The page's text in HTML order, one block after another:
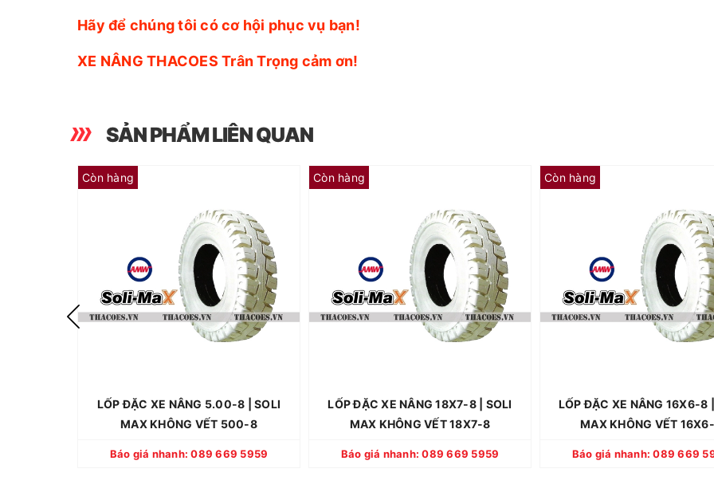
Hãy để chúng tôi có cơ hội phục vụ bạn!
XE NÂNG THACOES Trân Trọng cảm ơn!
SẢN PHẨM LIÊN QUAN
Còn hàng
LỐP ĐẶC XE NÂNG 5.00-8 | SOLI
MAX KHÔNG VẾT 500-8
Báo giá nhanh: 089 669 5959
LỐP ĐẶC XE NÂNG 5.00-8 | SOLI MAX KHÔNG VẾT 500-8
SOLIMAX - SRILANKA
- Mới 100% chưa qua sử dụng
- Xuất xứ: Sri-Lanka
- Đường kính ngoài: 453 mm
- Đường kính trong: 192 mm
- Bề rộng mặt lốp: 125 mm
- Trọng lượng: 16 kg
- Hàng có sẵn, giao toàn quốc
Còn hàng
LỐP ĐẶC XE NÂNG 18X7-8 | SOLI
MAX KHÔNG VẾT 18X7-8
Báo giá nhanh: 089 669 5959
LỐP ĐẶC XE NÂNG 18X7-8 | SOLI MAX KHÔNG VẾT 18X7-8
SOLIMAX - SRILANKA
- Mới 100% chưa qua sử dụng
- Xuất xứ: Sri-Lanka
- Đường kính ngoài: 455 mm
- Đường kính trong: 197 mm
- Bề rộng mặt lốp: 160 mm
- Trọng lượng: 22 kg
- Hàng có sẵn, giao toàn quốc
Còn hàng
LỐP ĐẶC XE NÂNG 16X6-8
MAX KHÔNG VẾT
Báo giá nhanh: 089 669
LỐP ĐẶC XE NÂNG 16X6-8 | SOLI MAX KHÔNG VẾT 16X6-8
SOLIMAX -
- Mới 100% chưa qua
- Xuất xứ:
- Đường kính ngoài:
- Đường kính trong:
- Bề rộng mặt lốp:
- Trọng
- Hàng có sẵn, giao